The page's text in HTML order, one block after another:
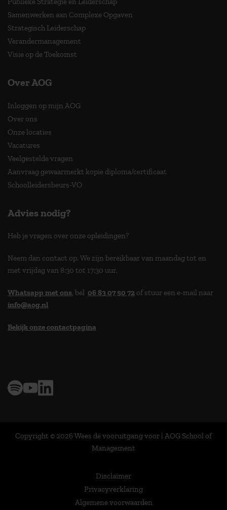
Samenwerken aan Complexe Opgaven
Strategisch Leiderschap
Verandermanagement
Visie op de Toekomst
Over AOG
Inloggen op mijn AOG
Over ons
Onze locaties
Vacatures
Veelgestelde vragen
Aanvraag gewaarmerkt kopie diploma/certificaat
Schoolleidersbeurs-VO
Advies nodig?
Heb je vragen over onze opleidingen?
Neem dan contact op. We zijn bereikbaar van maandag tot en
met vrijdag van 8:30 tot 17:30 uur.
Whatsapp met ons, bel 06 83 07 50 72 of stuur een e-mail naar
info@aog.nl
Bekijk onze contactpagina
Copyright © 2026 Wees de vooruitgang voor | AOG School of
Management
Disclaimer
Privacyverklaring
Algemene voorwaarden